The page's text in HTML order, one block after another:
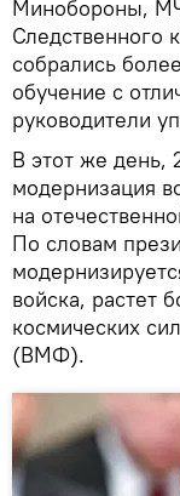
Минобороны,
собрались
обучение с
руководители
В этот же день,
модернизация
на
По словам
войска, растет
космических
(ВМФ).